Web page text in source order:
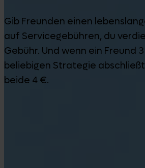
Gib Freunden einen
auf Servicegebühren, du
Gebühr. Und wenn ein Freund
beliebigen Strategie
beide 4 €.